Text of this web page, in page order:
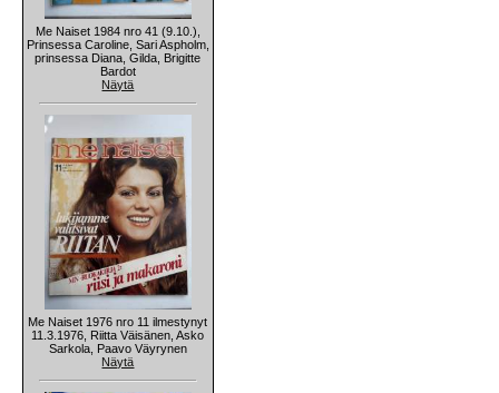
Me Naiset 1984 nro 41 (9.10.),
Prinsessa Caroline, Sari Aspholm,
prinsessa Diana, Gilda, Brigitte
Bardot
Näytä
Me Naiset 1976 nro 11 ilmestynyt
11.3.1976, Riitta Väisänen, Asko
Sarkola, Paavo Väyrynen
Näytä